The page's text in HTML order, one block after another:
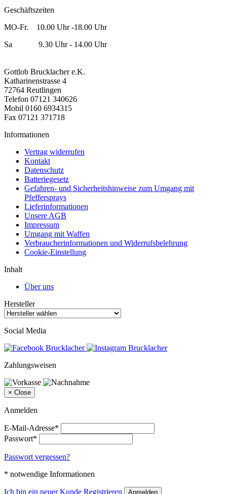
Geschäftszeiten
MO-Fr. 10.00 Uhr -18.00 Uhr
Sa 9.30 Uhr - 14.00 Uhr
Gottlob Brucklacher e.K.
Katharinenstrasse 4
72764 Reutlingen
Telefon 07121 340626
Mobil 0160 6934315
Fax 07121 371718
Informationen
Vertrag widerrufen
Kontakt
Datenschutz
Batteriegesetz
Gefahren- und Sicherheitshinweise zum Umgang mit
Pfeffersprays
Lieferinformationen
Unsere AGB
Impressum
Umgang mit Waffen
Verbraucherinformationen und Widerrufsbelehrung
Cookie-Einstellung
Inhalt
Über uns
Hersteller
Social Media
Zahlungsweisen
× Close
Anmelden
E-Mail-Adresse*
Passwort*
Passwort vergessen?
* notwendige Informationen
Ich bin ein neuer Kunde Registrieren Anmelden